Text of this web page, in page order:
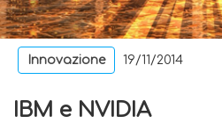
Innovazione 19/11/2014
IBM e NVIDIA